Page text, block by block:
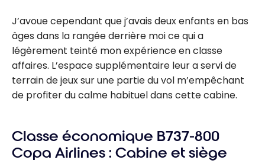
J’avoue cependant que j’avais deux enfants en bas
âges dans la rangée derrière moi ce qui a
légèrement teinté mon expérience en classe
affaires. L’espace supplémentaire leur a servi de
terrain de jeux sur une partie du vol m’empêchant
de profiter du calme habituel dans cette cabine.
Classe économique B737-800
Copa Airlines : Cabine et siège